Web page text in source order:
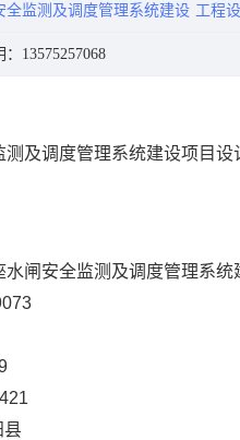
全监测及调度管理系统建设 工程
：13575257068
及调度管理系统建设项目设
水闸安全监测及调度管理系统
县